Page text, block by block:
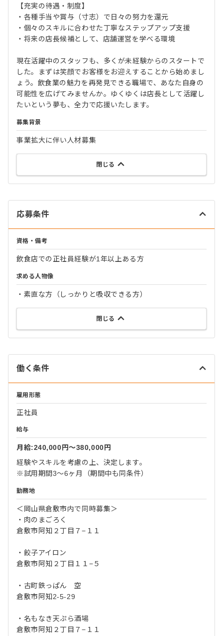
【充実の待遇・制度】
・各種手当や賞与（寸志）で日々の努力を還元
・個々のスキルに合わせた丁寧なステップアップ支援
・将来の店長候補として、店舗運営を学べる環境
現在活躍中のスタッフも、多くが未経験からのスタートで
した。まずは笑顔でお客様をお迎えすることから始めまし
ょう。飲食業の魅力を再発見できる職場で、あなた自身の
可能性を広げてみませんか。ゆくゆくは店長として活躍し
たいという夢も、全力で応援いたします。
募集背景
事業拡大に伴い人材募集
閉じる
応募条件
資格・備考
飲食店での正社員経験が1年以上ある方
求める人物像
・素直な方（しっかりと吸収できる方）
閉じる
働く条件
雇用形態
正社員
給与
月給:240,000円〜380,000円
経験やスキルを考慮の上、決定します。
※試用期間3～6ヶ月（期間中も同条件）
勤務地
＜岡山県倉敷市内で同時募集＞
・肉のまごろく
倉敷市阿知２丁目７−１１
・餃子アイロン
倉敷市阿知２丁目１１−５
・古町鉄っぱん 空
倉敷市阿知2-5-29
・名もなき天ぷら酒場
倉敷市阿知２丁目７−１１